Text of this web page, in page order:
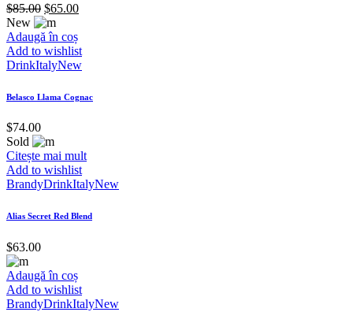
$85.00 $65.00
New
Adaugă în coș
Add to wishlist
DrinkItalyNew
Belasco Llama Cognac
$74.00
Sold
Citește mai mult
Add to wishlist
BrandyDrinkItalyNew
Alias Secret Red Blend
$63.00
Adaugă în coș
Add to wishlist
BrandyDrinkItalyNew